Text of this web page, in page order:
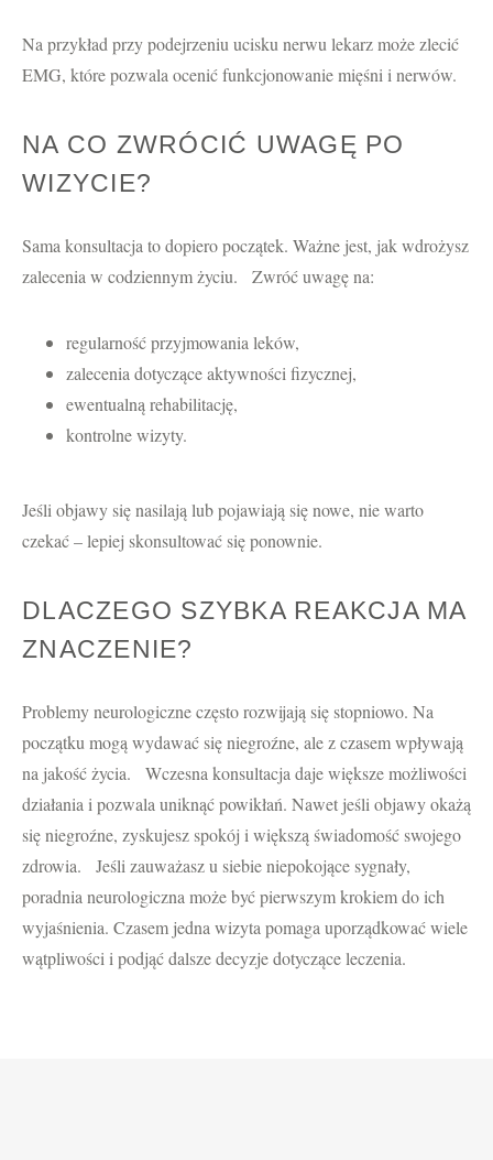
Na przykład przy podejrzeniu ucisku nerwu lekarz może zlecić
EMG, które pozwala ocenić funkcjonowanie mięśni i nerwów.
NA CO ZWRÓCIĆ UWAGĘ PO
WIZYCIE?
Sama konsultacja to dopiero początek. Ważne jest, jak wdrożysz
zalecenia w codziennym życiu. Zwróć uwagę na:
regularność przyjmowania leków,
zalecenia dotyczące aktywności fizycznej,
ewentualną rehabilitację,
kontrolne wizyty.
Jeśli objawy się nasilają lub pojawiają się nowe, nie warto
czekać – lepiej skonsultować się ponownie.
DLACZEGO SZYBKA REAKCJA MA
ZNACZENIE?
Problemy neurologiczne często rozwijają się stopniowo. Na
początku mogą wydawać się niegroźne, ale z czasem wpływają
na jakość życia. Wczesna konsultacja daje większe możliwości
działania i pozwala uniknąć powikłań. Nawet jeśli objawy okażą
się niegroźne, zyskujesz spokój i większą świadomość swojego
zdrowia. Jeśli zauważasz u siebie niepokojące sygnały,
poradnia neurologiczna może być pierwszym krokiem do ich
wyjaśnienia. Czasem jedna wizyta pomaga uporządkować wiele
wątpliwości i podjąć dalsze decyzje dotyczące leczenia.